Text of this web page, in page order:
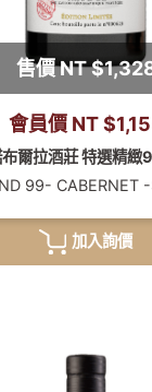
售價 NT
會員價 NT
爾拉酒莊 特選精緻
99- CABERNET
加入詢價